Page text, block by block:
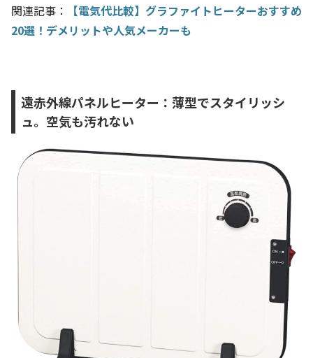
関連記事：
【電気代比較】グラファイトヒーターおすすめ
20選！デメリットや人気メーカーも
遠赤外線パネルヒーター：薄型でスタイリッシ
ュ。空気も汚れない